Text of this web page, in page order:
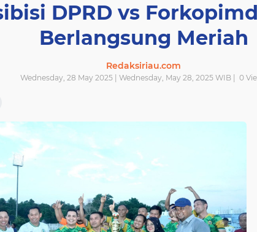
DPRD vs
Berlangsung Meriah
Redaksiriau.com
Wednesday, 28 May 2025 | Wednesday, May 28, 2025 WIB | 0